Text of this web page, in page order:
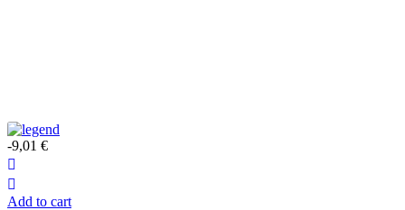
-9,01 €
Add to cart